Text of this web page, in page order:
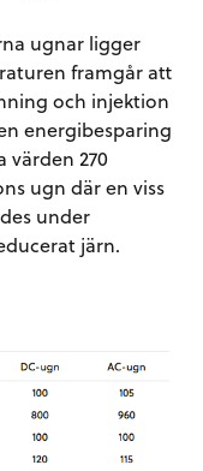
ugnar ligger
framgår att
och injektion
energibesparing
värden 270
ugn där en viss
under
järn.